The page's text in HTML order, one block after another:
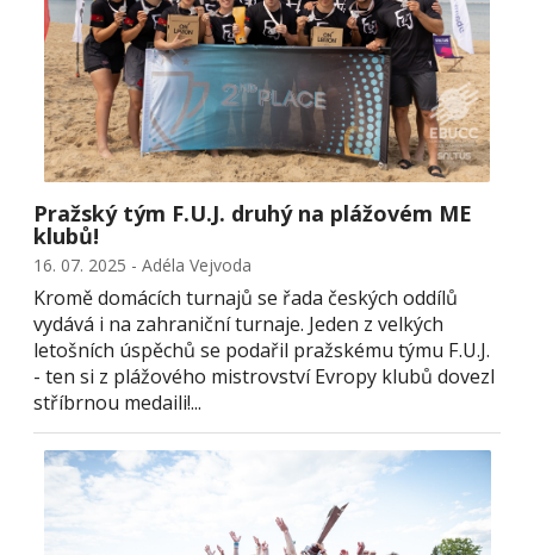
Pražský tým F.U.J. druhý na plážovém ME
klubů!
16. 07. 2025 - Adéla Vejvoda
Kromě domácích turnajů se řada českých oddílů
vydává i na zahraniční turnaje. Jeden z velkých
letošních úspěchů se podařil pražskému týmu F.U.J.
- ten si z plážového mistrovství Evropy klubů dovezl
stříbrnou medaili!...